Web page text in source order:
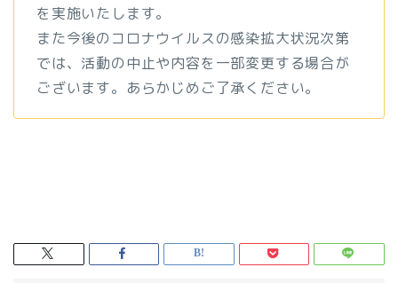
を実施いたします。
また今後のコロナウイルスの感染拡大状況次第
では、活動の中止や内容を一部変更する場合が
ございます。あらかじめご了承ください。